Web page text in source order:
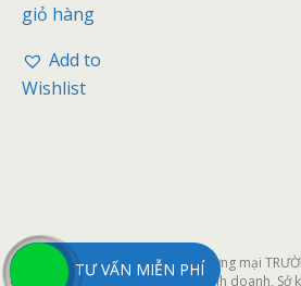
giỏ hàng
Add to
Wishlist
Công ty cổ phần xây dựng và thương mại
0401964611 do Phòng đăng ký kinh doanh, Sở
TƯ VẤN MIỄN PHÍ